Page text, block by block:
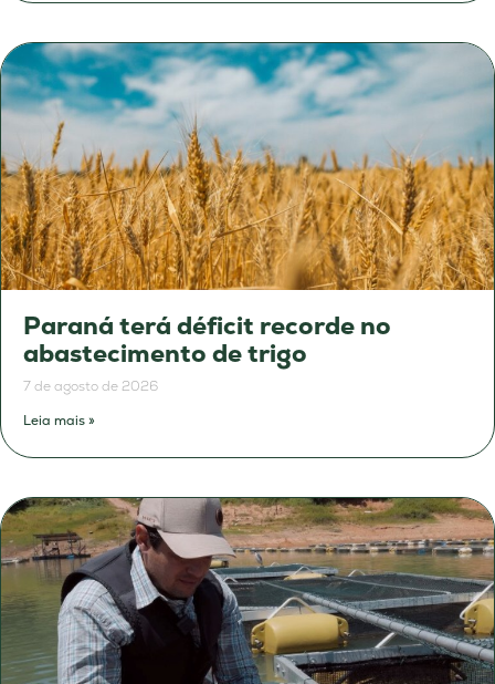
Paraná terá déficit recorde no
abastecimento de trigo
7 de agosto de 2026
Leia mais »